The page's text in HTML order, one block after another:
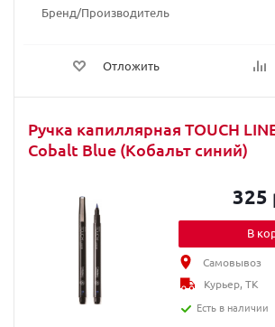
Бренд/Производитель
Отложить
Ручка капиллярная TOUCH
Cobalt Blue (Кобальт синий)
325
В
Самовывоз
Курьер, ТК
Есть в наличии